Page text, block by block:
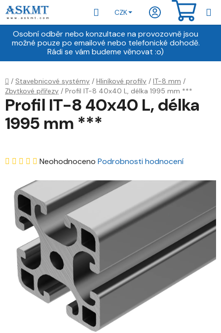
Přejít
na
obsah
Osobní odběr nebo konzultace na provozovně jsou
možné pouze po emailové nebo telefonické dohodě.
Rádi se vám budeme věnovat :o)
Hledat
CZK
Domů
/ Stavebnicové systémy / Hliníkové profily / IT-8 mm /
Zbytkové přířezy / Profil IT-8 40x40 L, délka 1995 mm ***
Profil IT-8 40x40 L, délka
1995 mm ***
Průměrné
produktu
je
0,0
z
5
hvězdiček.
Neohodnoceno Podrobnosti hodnocení